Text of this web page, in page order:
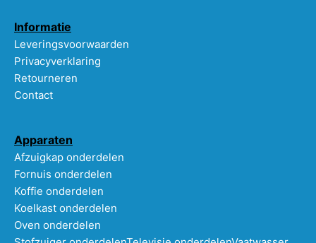
Informatie
Leveringsvoorwaarden
Privacyverklaring
Retourneren
Contact
Apparaten
Afzuigkap onderdelen
Fornuis onderdelen
Koffie onderdelen
Koelkast onderdelen
Oven onderdelen